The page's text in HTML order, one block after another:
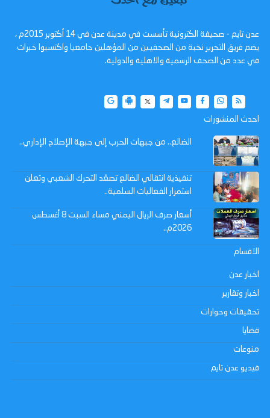
عدن تايم - صحيفة الكترونية تأسست في مدينة عدن في 14 أكتوبر 2015م ،
يضم فريق التحرير نخبة من الصحفيين من المؤهلين جامعيا واكتسبوا خبرات
في عدد من الصحف الرسمية والاهلية والدولية.
احدث المنشورات
الضالع.. من جبهات الحرب إلى جبهة الإصلاح الإداري..
تنفيذية انتقالي الضالع تصعّد التحرك الشعبي وتعلن
استمرار الفعاليات السلمية..
أسعار صرف الريال اليمني مساء السبت 8 أغسطس
2026م..
الاقسام
اخبار عدن
اخبار وتقارير
تحقيقات وحوارات
قضايا
منوعات
فيديو عدن تايم